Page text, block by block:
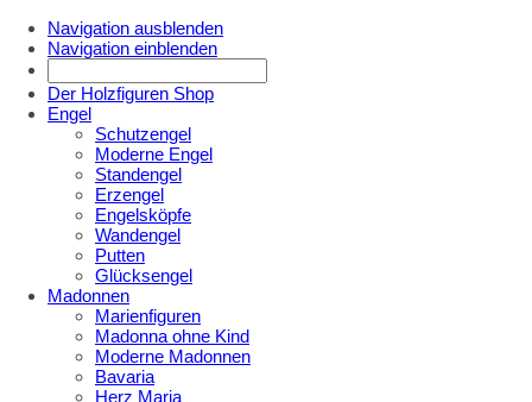
Navigation ausblenden
Navigation einblenden
Der Holzfiguren Shop
Engel
Schutzengel
Moderne Engel
Standengel
Erzengel
Engelsköpfe
Wandengel
Putten
Glücksengel
Madonnen
Marienfiguren
Madonna ohne Kind
Moderne Madonnen
Bavaria
Herz Maria